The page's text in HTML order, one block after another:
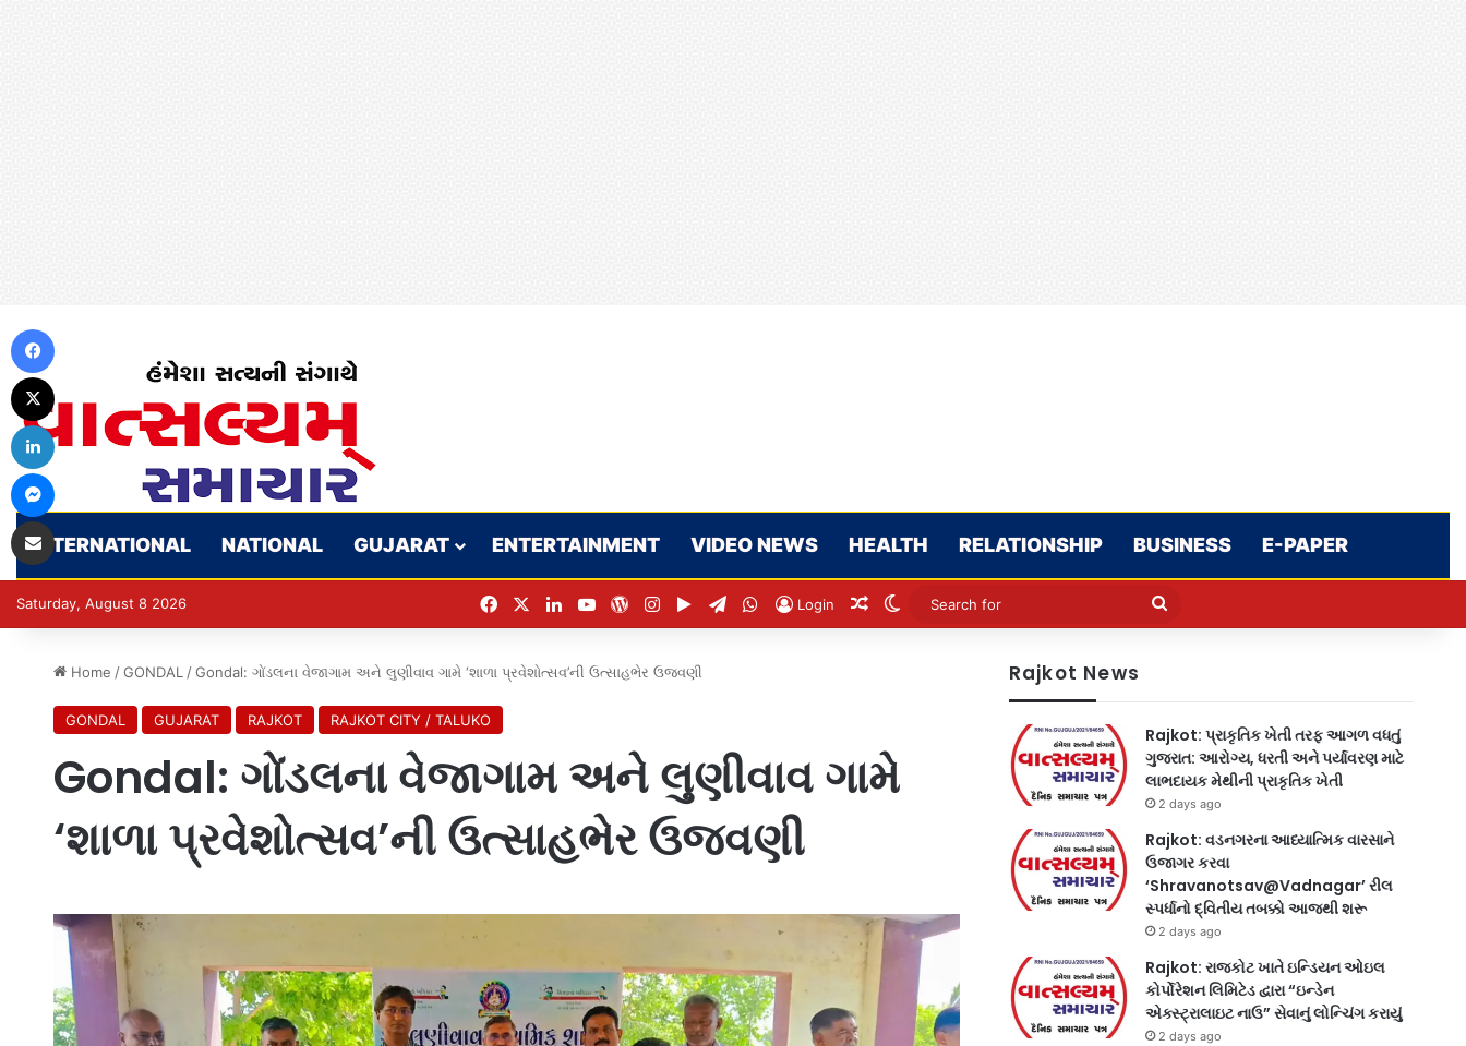
INTERNATIONAL NATIONAL GUJARAT ENTERTAINMENT VIDEO NEWS HEALTH RELATIONSHIP BUSINESS E-PAPER
Saturday, August 8 2026 FacebookLinkedInYouTubeWordPress
Instagram
Google Play
Telegram
WhatsApp
Login Random Article
Switch skin
Search
Home / GONDAL / Gondal: ગોંડલના વેજાગામ અને લુણીવાવ ગામે ‘શાળા પ્રવેશોત્સવ’ની ઉત્સાહભેર ઉજવણી
GONDAL GUJARAT RAJKOT RAJKOT CITY / TALUKO
Gondal: ગોંડલના વેજાગામ અને લુણીવાવ ગામે
‘શાળા પ્રવેશોત્સવ’ની ઉત્સાહભેર ઉજવણી
Rajkot News
Rajkot: પ્રાકૃતિક ખેતી તરફ આગળ વધતું
ગુજરાત: આરોગ્ય, ધરતી અને પર્યાવરણ માટે
લાભદાયક મેથીની પ્રાકૃતિક ખેતી
2 days ago
Rajkot: વડનગરના આધ્યાત્મિક વારસાને
ઉજાગર કરવા
‘Shravanotsav@Vadnagar’ રીલ
સ્પર્ધાનો દ્વિતીય તબક્કો આજથી શરૂ
2 days ago
Rajkot: રાજકોટ ખાતે ઇન્ડિયન ઓઇલ
કોર્પોરેશન લિમિટેડ દ્વારા “ઇન્ડેન
એક્સ્ટ્રાલાઇટ નાઉ” સેવાનું લોન્ચિંગ કરાયું
2 days ago
LinkedIn